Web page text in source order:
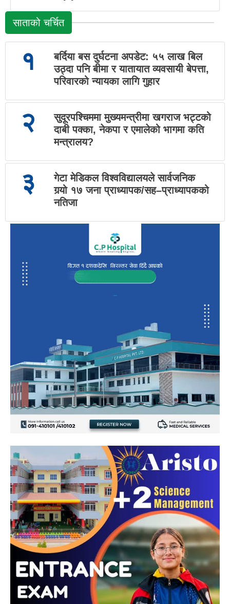
साताको चर्चित
१
बर्दिया बस दुर्घटना अपडेट: ५५ लाख बिल
उठ्दा पनि बीमा र यातायात व्यवसायी बेपत्ता,
परिवारको न्यायका लागि गुहार
२
सुदूरपश्चिममा मुख्यमन्त्रीमा खगराज भट्टको
दाबी पक्का, नेकपा र एमालेको भागमा कति
मन्त्रालय?
३
गेटा मेडिकल विश्वविद्यालयले सार्वजनिक
गर्‍यो १७ जना प्राध्यापक/सह–प्राध्यापकको
नतिजा